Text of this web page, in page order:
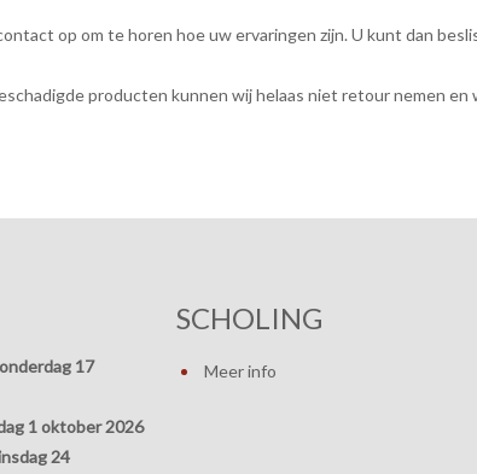
op om te horen hoe uw ervaringen zijn. U kunt dan
producten kunnen wij helaas niet retour nemen en
17
1 oktober 2026
24
SCHOLING
Meer info